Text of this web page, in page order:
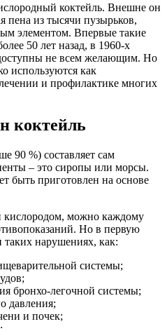
коктейль. Внешне он
пена из тысячи пузырьков,
элементом. Впервые такие
50 лет назад, в 1960-х
не всем желающим. Но
используются как
и профилактике многих
коктейль
90 %) составляет сам
– это сиропы или морсы.
быть приготовлен на основе
кислородом, можно каждому
Но в первую
таких нарушениях, как:
системы;
бронхо-легочной системы;
давления;
и почек;